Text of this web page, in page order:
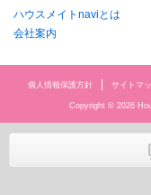
ハウスメイトnaviとは
会社案内
個人情報保護方針 サイトマ
Copyright © 2026